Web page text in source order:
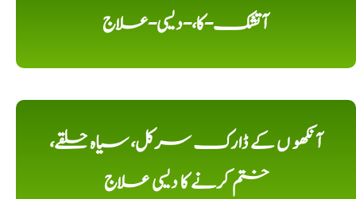
آتشک-کا،-دیسی-علاج
آنکھو ں کے ڈارک سرکل، سیاہ حلقے،
ختم کرنے کا دیسی علاج